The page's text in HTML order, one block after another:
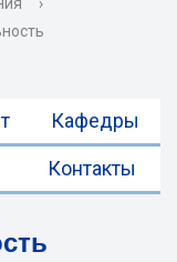
Кафедры
Контакты